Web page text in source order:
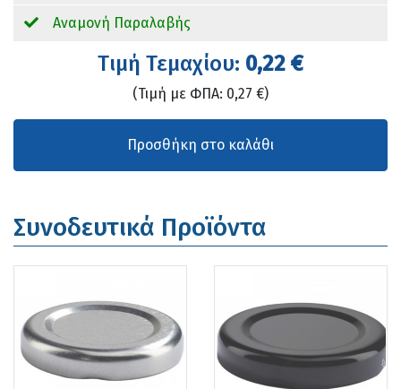
Αναμονή Παραλαβής
Tιμή Τεμαχίου: 0,22 €
(Τιμή με ΦΠΑ: 0,27 €)
Συνοδευτικά Προϊόντα